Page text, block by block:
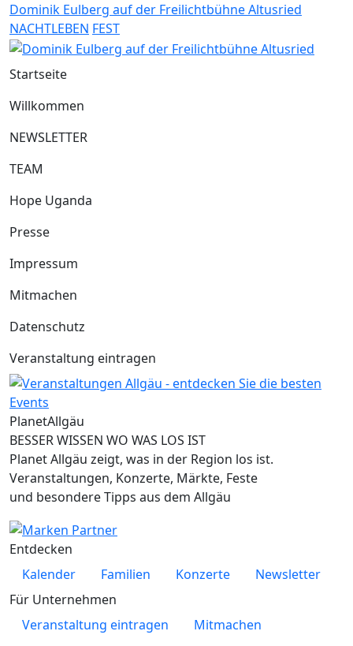
Dominik Eulberg auf der Freilichtbühne Altusried
NACHTLEBEN FEST
Startseite
Willkommen
NEWSLETTER
TEAM
Hope Uganda
Presse
Impressum
Mitmachen
Datenschutz
Veranstaltung eintragen
PlanetAllgäu
BESSER WISSEN WO WAS LOS IST
Planet Allgäu zeigt, was in der Region los ist.
Veranstaltungen, Konzerte, Märkte, Feste
und besondere Tipps aus dem Allgäu
Entdecken
Kalender
Familien Konzerte
Newsletter
Für Unternehmen
Veranstaltung eintragen
Mitmachen